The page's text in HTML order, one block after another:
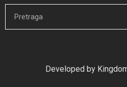
Developed by